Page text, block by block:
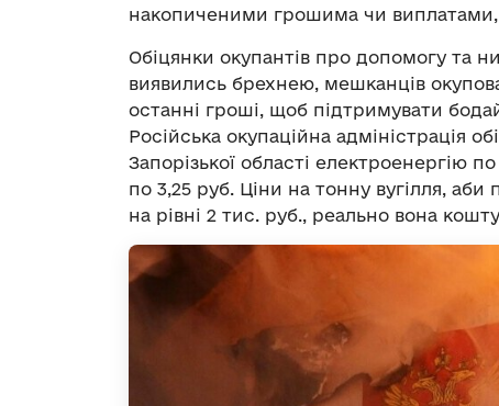
накопиченими грошима чи виплатами,
Обіцянки окупантів про допомогу та
виявились брехнею, мешканців
останні гроші, щоб підтримувати
Російська окупаційна адміністрація
Запорізької області електроенергію
по 3,25 руб. Ціни на тонну вугілля,
на рівні 2 тис. руб., реально вона